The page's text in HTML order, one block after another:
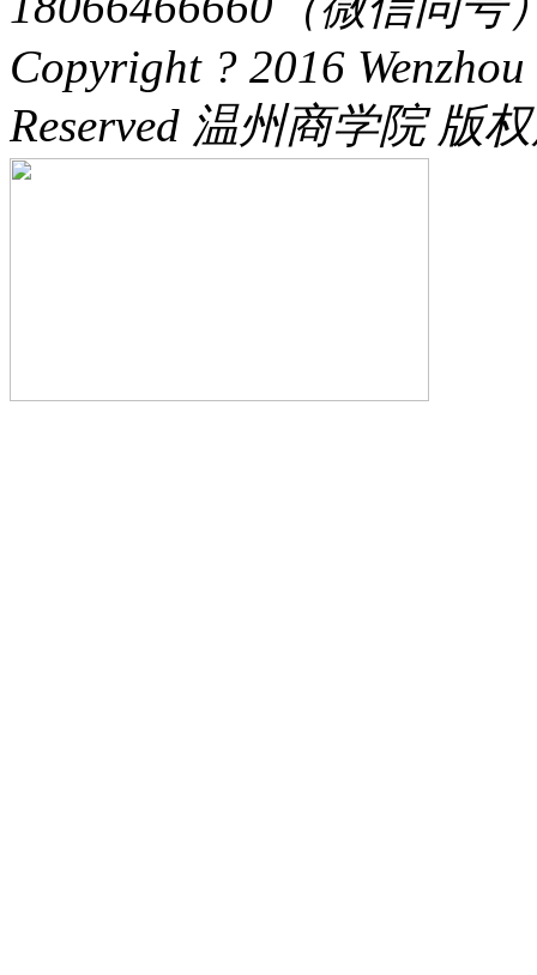
Copyright ? 2016
Reserved 温州商学院 版